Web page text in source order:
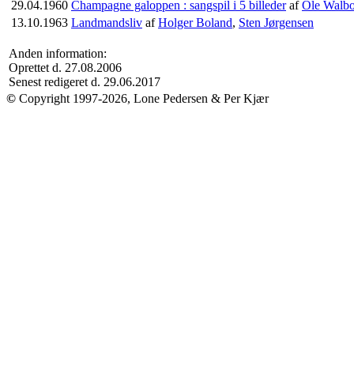
29.04.1960 Champagne galoppen : sangspil i 5 billederafOle
13.10.1963 Landmandsliv afHolger Boland, Sten Jørgensen
Anden information:
Oprettet d. 27.08.2006
Senest redigeret d. 29.06.2017
© Copyright 1997-2026, Lone Pedersen & Per Kjær